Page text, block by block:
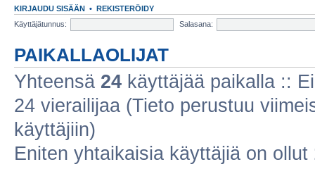
KIRJAUDU SISÄÄN • REKISTERÖIDY
Käyttäjätunnus:
Salasana:
PAIKALLAOLIJAT
Yhteensä 24 käyttäjää paikalla ::
24 vierailijaa (Tieto perustuu
käyttäjiin)
Eniten yhtaikaisia käyttäjiä on ollut